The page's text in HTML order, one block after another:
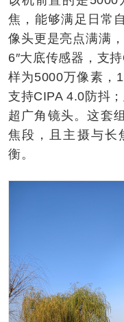
焦，能够满足日常
像头更是亮点满满
6″大底传感器，支
样为5000万像素，
支持CIPA 4.0防抖
超广角镜头。这套
焦段，且主摄与长
衡。